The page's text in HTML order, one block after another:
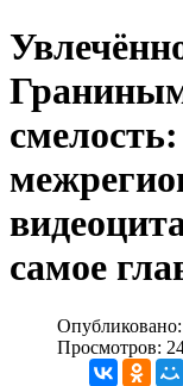
самое
Просмотров: